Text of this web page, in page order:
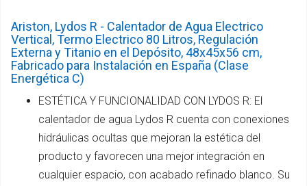
Ariston, Lydos R - Calentador de Agua Electrico
Vertical, Termo Electrico 80 Litros, Regulación
Externa y Titanio en el Depósito, 48x45x56 cm,
Fabricado para Instalación en España (Clase
Energética C)
ESTÉTICA Y FUNCIONALIDAD CON LYDOS R: El
calentador de agua Lydos R cuenta con conexiones
hidráulicas ocultas que mejoran la estética del
producto y favorecen una mejor integración en
cualquier espacio, con acabado refinado blanco. Su